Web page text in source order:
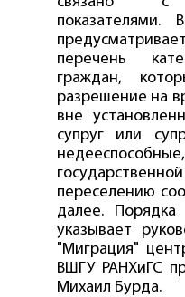
перечень
граждан,
разрешение на
вне
супруг или
переселению
далее.
указывает
"Миграция"
ВШГУ РАНХиГС
Михаил Бурда.